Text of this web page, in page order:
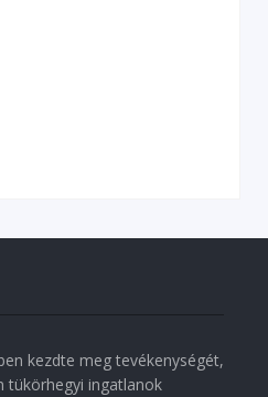
kezdte meg tevékenységét,
tükörhegyi ingatlanok